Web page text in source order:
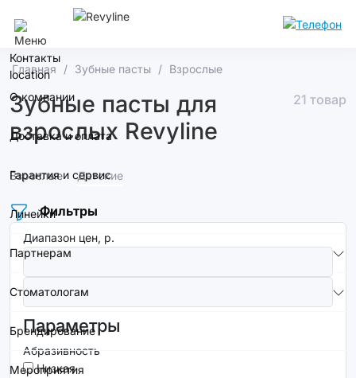
Ростов-На-Дону
Контакты
О компании
Доставка и оплата
Гарантия и сервис
Линейки
Партнерам
Стоматологам
Брендирование
Мероприятия
Главная Зубные пасты Взрослые
Зубные пасты для
взрослых Revyline
21 товар
Взрослые Детские
Фильтры
Диапазон цен, р.
Параметры
Абразивность
Низкая